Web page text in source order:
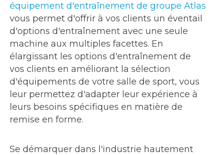
équipement d'entraînement de groupe Atlas
vous permet d'offrir à vos clients un éventail
d'options d'entraînement avec une seule
machine aux multiples facettes. En
élargissant les options d'entraînement de
vos clients en améliorant la sélection
d'équipements de votre salle de sport, vous
leur permettez d'adapter leur expérience à
leurs besoins spécifiques en matière de
remise en forme.
Se démarquer dans l'industrie hautement